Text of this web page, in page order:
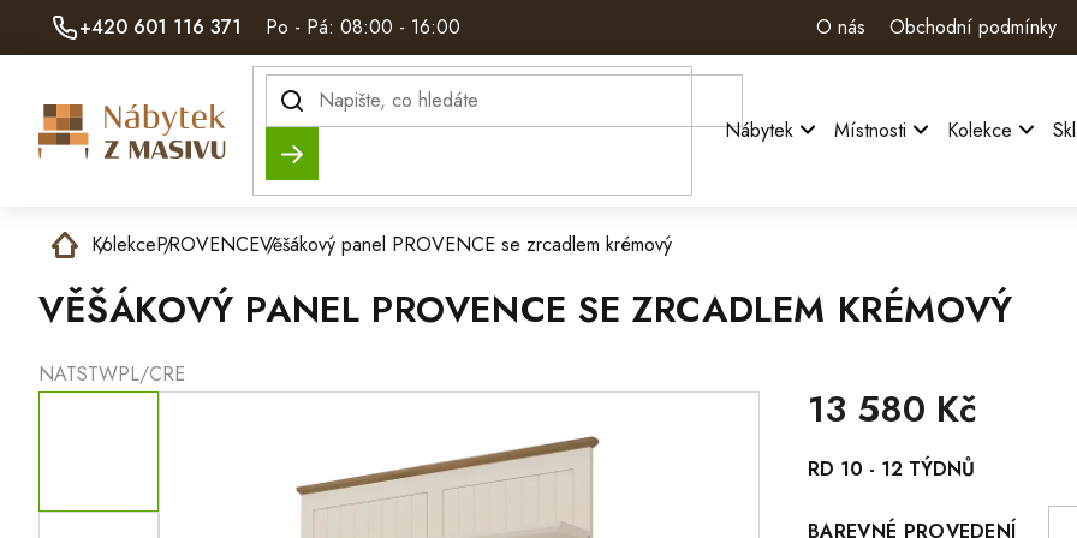
+420 601 116 371 Po - Pá: 08:00 - 16:00 O nás Obchodní podmínky
Hledat Nábytek Místnosti Kolekce
DomůKolekcePROVENCEVěšákový panel PROVENCE se zrcadlem krémový
VĚŠÁKOVÝ PANEL PROVENCE SE ZRCADLEM KRÉMOVÝ
NATSTWPL/CRE
13 580 Kč
cena:
RD 10 - 12 TÝDNŮ
BAREVNÉ PROVEDENÍ